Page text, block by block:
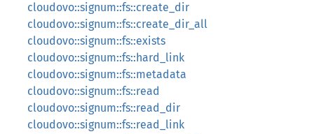
cloudovo::signum::fs::create_dir
cloudovo::signum::fs::create_dir_all
cloudovo::signum::fs::exists
cloudovo::signum::fs::hard_link
cloudovo::signum::fs::metadata
cloudovo::signum::fs::read
cloudovo::signum::fs::read_dir
cloudovo::signum::fs::read_link